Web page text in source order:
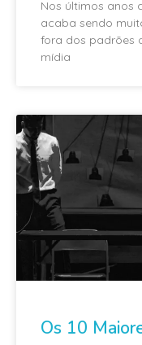
Nos últimos anos
acaba sendo
fora dos padrões
mídia
Os 10